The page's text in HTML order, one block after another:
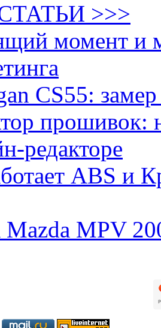
>>>
момент и
CS55:
прошивок:
редакторе
ABS и
Mazda MPV